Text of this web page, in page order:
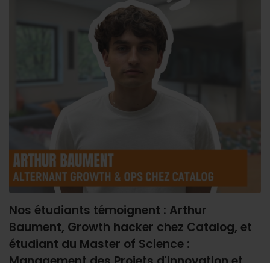
Nos étudiants témoignent : Arthur
Baument, Growth hacker chez Catalog, et
étudiant du Master of Science :